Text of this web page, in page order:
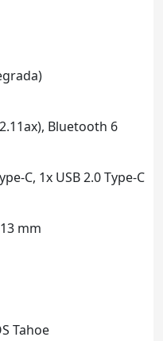
Bluetooth 6
C, 1x USB 2.0 Type-C
mm
Tahoe